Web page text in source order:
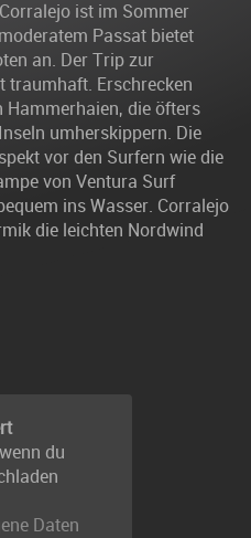
ist im Sommer
Passat bietet
an. Der Trip zur
traumhaft. Erschrecken
die öfters
umherskippern. Die
vor den Surfern wie die
von Ventura Surf
ins Wasser. Corralejo
die leichten Nordwind
du
Daten